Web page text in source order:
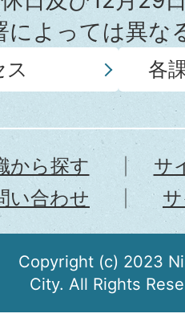
によっては異
ス 各
から探す
サ
い合わせ
Copyright (c) 2023
City. All Rights